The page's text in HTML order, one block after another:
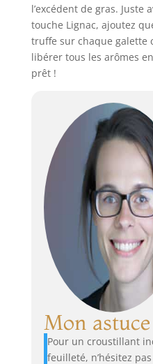
l’excédent de gras. Juste
touche Lignac, ajoutez
truffe sur chaque galette
libérer tous les arômes
prêt !
Mon
Pour un croustillant
feuilleté, n’hésitez